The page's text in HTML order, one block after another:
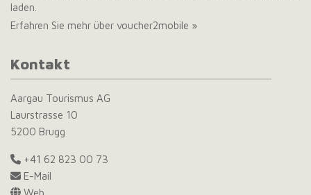
laden.
Erfahren Sie mehr über voucher2mobile »
Kontakt
Aargau Tourismus AG
Laurstrasse 10
5200 Brugg
+41 62 823 00 73
E-Mail
Web